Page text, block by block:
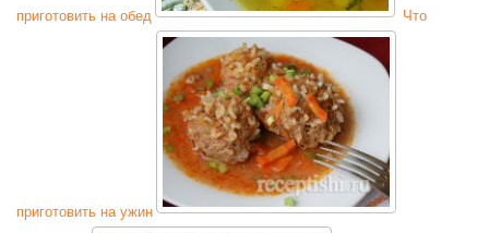
приготовить на обед Что
приготовить на ужин